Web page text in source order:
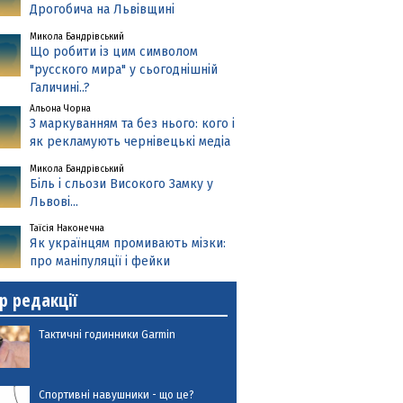
Дрогобича на Львівщині
Микола Бандрівський
Що робити із цим символом
"русского мира" у сьогоднішній
Галичині..?
Альона Чорна
З маркуванням та без нього: кого і
як рекламують чернівецькі медіа
Микола Бандрівський
Біль і сльози Високого Замку у
Львові...
Таїсія Наконечна
Як українцям промивають мізки:
про маніпуляції і фейки
редакції
Тактичні годинники Garmin
Спортивні навушники - що це?